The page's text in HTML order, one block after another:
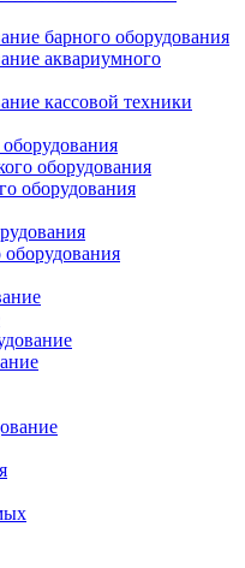
барного оборудования
аквариумного
кассовой техники
оборудования
оборудования